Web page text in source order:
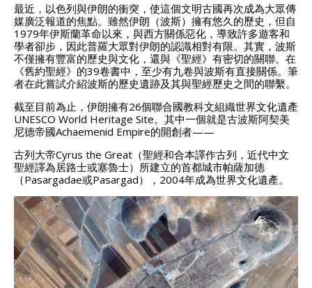
最近，以色列與伊朗的衝突，使這個文明古國再次成為大眾傳
媒廣泛報道的焦點。雖然伊朗（波斯）擁有悠久的歷史，但自
1979年伊斯蘭革命以來，與西方關係惡化，導致許多遊客和
學者卻步，因此普羅大眾對伊朗的認識相對有限。其實，波斯
不僅擁有豐富的歷史與文化，還與《聖經》有密切的關聯。在
《舊約聖經》的39卷書中，至少有九卷與波斯有直接關係。筆
者在此嘗試介紹波斯的歷史遺跡及其與聖經歷史之間的聯繫。
截至目前為止，伊朗擁有26個聯合國教科文組織世界文化遺產
UNESCO World Heritage Site。其中一個就是古波斯阿契美
尼德帝國Achaemenid Empire的開創者——
古列大帝Cyrus the Great（聖經和合本譯作古列，近代中文
聖經譯為居路士或塞魯士）所建立的首都城市帕薩加德
（Pasargadae或Pasargad），2004年成為世界文化遺產。